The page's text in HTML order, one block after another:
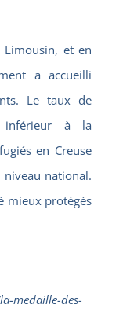
Limousin, et en
a accueilli
Le taux de
inférieur à la
en Creuse
national.
mieux protégés
medaille-des-